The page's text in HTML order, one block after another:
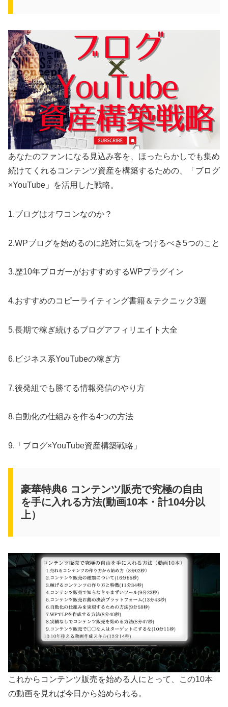
あなたのファンになる見込み客を、ほったらかしでも集め
続けてくれるコンテンツ資産を構築するための、「ブログ
×YouTube」を活用した戦略。
1.ブログはオワコンなのか？
2.WPブログを始めるのに絶対に気をつけるべき5つのこと
3.歴10年ブロガーがおすすめするWPプラグイン
4.おすすめのコピーライティング書籍＆テクニック3選
5.長期で稼ぎ続けるブログアフィリエイト大全
6.ビジネス系YouTubeの稼ぎ方
7.後発組でも勝てる情報発信のやり方
8.自動化の仕組みを作る4つの方法
9.「ブログ×YouTube資産構築戦略」
豪華特典6 コンテンツ販売で究極の自由
を手に入れる方法(動画10本・計104分以
上）
これからコンテンツ販売を始める人にとって、この10本
の動画を見れば今日から始められる。